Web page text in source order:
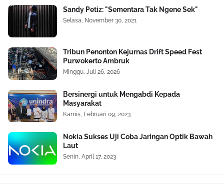
Sandy Petiz: "Sementara Tak Ngene Sek"
Selasa, November 30, 2021
Tribun Penonton Kejurnas Drift Speed Fest
Purwokerto Ambruk
Minggu, Juli 26, 2026
Bersinergi untuk Mengabdi Kepada
Masyarakat
Kamis, Februari 09, 2023
Nokia Sukses Uji Coba Jaringan Optik Bawah
Laut
Senin, April 17, 2023